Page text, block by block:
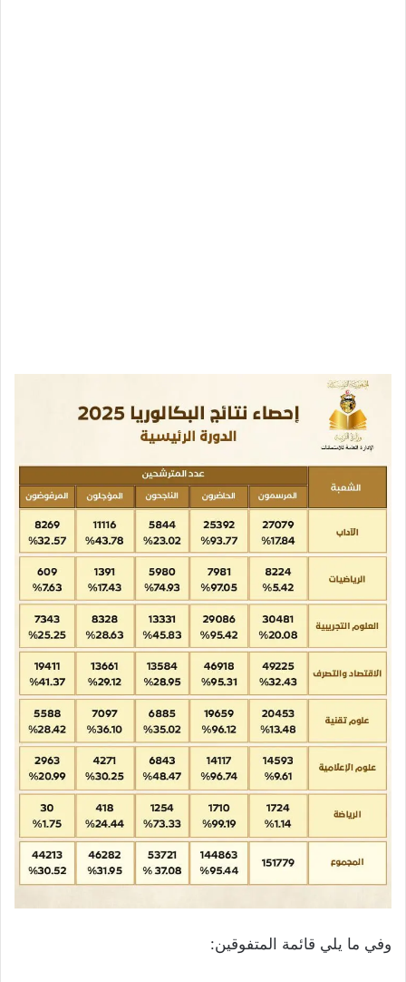
وفي ما يلي قائمة المتفوقين: